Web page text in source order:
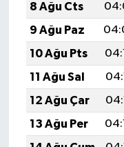
8 Ağu Cts
9 Ağu Paz
10 Ağu Pts
11 Ağu Sal
12 Ağu Çar
13 Ağu Per